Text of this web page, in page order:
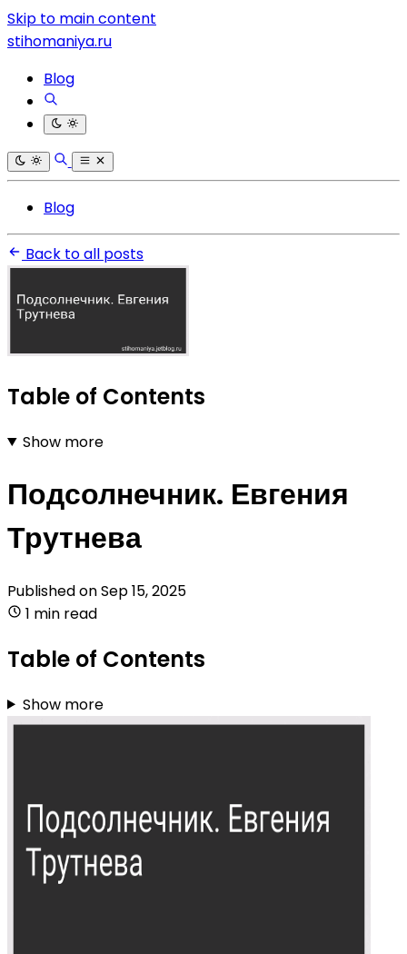
Skip to main content
stihomaniya.ru
Blog
Blog
Back to all posts
Table of Contents
Show more
Подсолнечник. Евгения
Трутнева
Published onSep 15, 2025
1 min read
Table of Contents
Show more